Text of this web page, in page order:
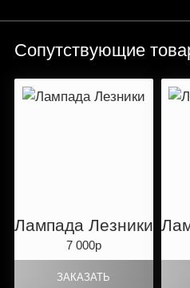
Сопутствующие
Лампада Лезники
7 000р